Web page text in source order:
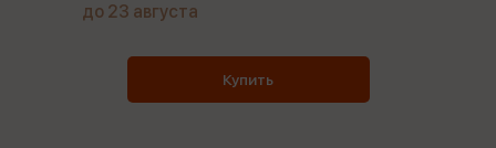
до 23 августа
Купить